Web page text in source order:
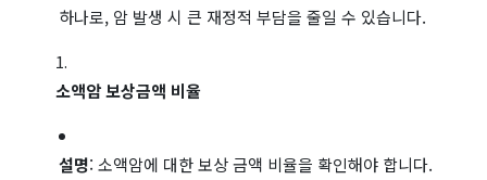
하나로, 암 발생 시 큰 재정적 부담을 줄일 수 있습니다.
소액암 보상금액 비율
설명: 소액암에 대한 보상 금액 비율을 확인해야 합니다.